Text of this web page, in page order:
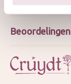
Beoordelingen